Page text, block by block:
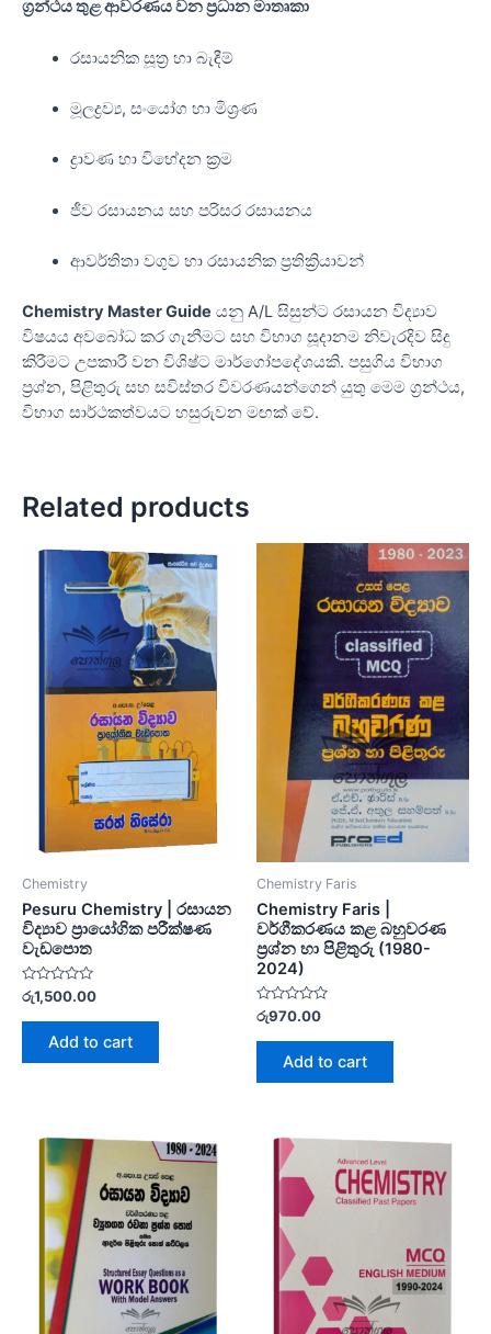
ග්‍රන්ථය තුළ ආවරණය වන ප්‍රධාන මාතෘකා
රසායනික සූත්‍ර හා බැඳීම්
මූලද්‍රව්‍ය, සංයෝග හා මිශ්‍රණ
ද්‍රාවණ හා විභේදන ක්‍රම
ජීව රසායනය සහ පරිසර රසායනය
ආවර්තිතා වගුව හා රසායනික ප්‍රතික්‍රියාවන්
Chemistry Master Guide යනු A/L සිසුන්ට රසායන විද්‍යාව
විෂයය අවබෝධ කර ගැනීමට සහ විභාග සූදානම නිවැරදිව සිදු
කිරීමට උපකාරී වන විශිෂ්ට මාර්ගෝපදේශයකි. පසුගිය විභාග
ප්‍රශ්න, පිළිතුරු සහ සවිස්තර විවරණයන්ගෙන් යුතු මෙම ග්‍රන්ථය,
විභාග සාර්ථකත්වයට හසුරුවන මඟක් වේ.
Related products
Chemistry
Pesuru Chemistry | රසායන
විද්‍යාව ප්‍රායෝගික පරීක්ෂණ
වැඩපොත
Rated
out
රු1,500.00
Add to cart
Chemistry Faris
Chemistry Faris |
වර්ගීකරණය කළ බහුවරණ
ප්‍රශ්න හා පිළිතුරු (1980-
2024)
Rated
out
රු970.00
Add to cart